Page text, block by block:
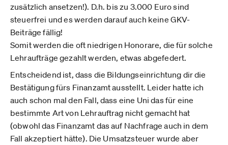
zusätzlich ansetzen!). D.h. bis zu 3.000 Euro sind
steuerfrei und es werden darauf auch keine GKV-
Beiträge fällig!
Somit werden die oft niedrigen Honorare, die für solche
Lehraufträge gezahlt werden, etwas abgefedert.
Entscheidend ist, dass die Bildungseinrichtung dir die
Bestätigung fürs Finanzamt ausstellt. Leider hatte ich
auch schon mal den Fall, dass eine Uni das für eine
bestimmte Art von Lehrauftrag nicht gemacht hat
(obwohl das Finanzamt das auf Nachfrage auch in dem
Fall akzeptiert hätte). Die Umsatzsteuer wurde aber